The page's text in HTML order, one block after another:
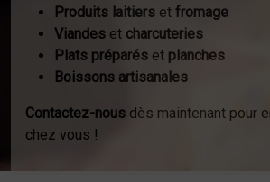
Produits laitiers et fromage
Viandes et charcuteries
Plats préparés et planches
Boissons artisanales
Contactez-nous dès maintenant pour
chez vous !